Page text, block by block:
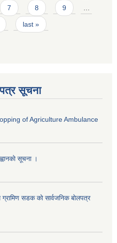
7 8 9 …
last »
सूचना
of Agriculture Ambulance
सूचना ।
सडक काे सार्वजनिक बाेलपत्र